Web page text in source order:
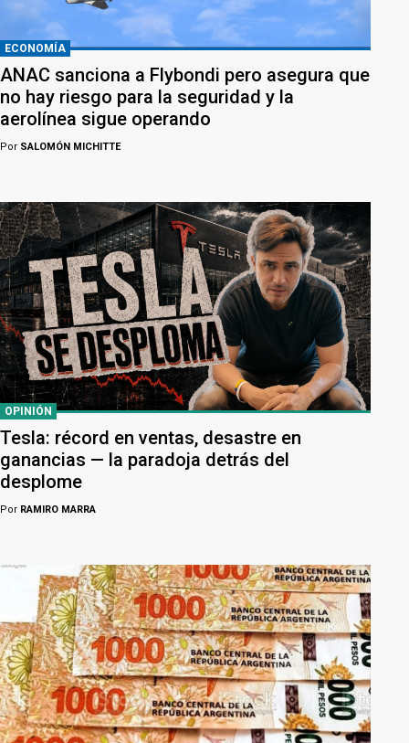
ECONOMÍA
ANAC sanciona a Flybondi pero asegura que
no hay riesgo para la seguridad y la
aerolínea sigue operando
Por SALOMÓN MICHITTE
OPINIÓN
Tesla: récord en ventas, desastre en
ganancias — la paradoja detrás del
desplome
Por RAMIRO MARRA